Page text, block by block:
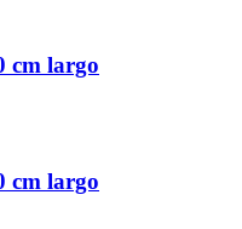
cm largo
cm largo